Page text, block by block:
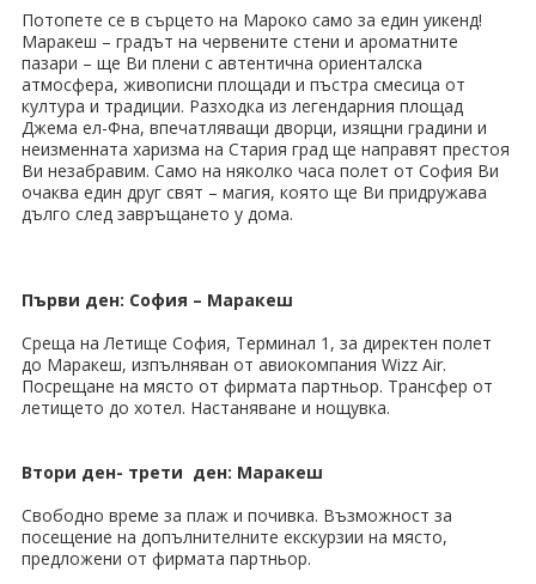
Великден 2026
ЕКЗОТИКА
Екзотични почивки
КРУИЗИ
ХОТЕЛИ
Хотели в България
Хотели в чужбина
ВХОД ЗА АГЕНТИ
Потопете се в сърцето на Мароко само за един уикенд!
Маракеш – градът на червените стени и ароматните
пазари – ще Ви плени с автентична ориенталска
атмосфера, живописни площади и пъстра смесица от
култура и традиции. Разходка из легендарния площад
Джема ел-Фна, впечатляващи дворци, изящни градини и
неизменната харизма на Стария град ще направят престоя
Ви незабравим. Само на няколко часа полет от София Ви
очаква един друг свят – магия, която ще Ви придружава
дълго след завръщането у дома.
Първи ден: София – Маракеш
Среща на Летище София, Терминал 1, за директен полет
до Маракеш, изпълняван от авиокомпания Wizz Air.
Посрещане на място от фирмата партньор. Трансфер от
летището до хотел. Настаняване и нощувка.
Втори ден- трети ден: Маракеш
Свободно време за плаж и почивка. Възможност за
посещение на допълнителните екскурзии на място,
предложени от фирмата партньор.